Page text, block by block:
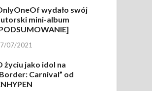
wydało swój
mini-album
07/2021
życiu jako idol na
Carnival” od